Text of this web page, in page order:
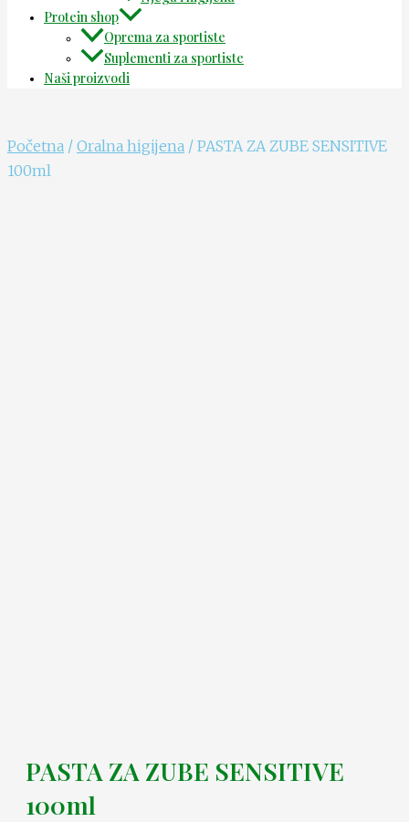
Protein shop
Oprema za sportiste
Suplementi za sportiste
Naši proizvodi
Početna / Oralna higijena / PASTA ZA ZUBE SENSITIVE
100ml
PASTA ZA ZUBE SENSITIVE
100ml